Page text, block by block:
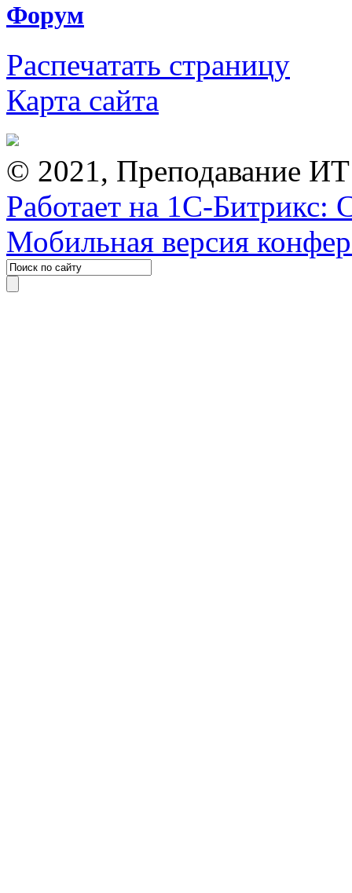
Форум
Распечатать страницу
Карта сайта
© 2021, Преподавание
Работает на 1С-Битрикс:
Мобильная версия